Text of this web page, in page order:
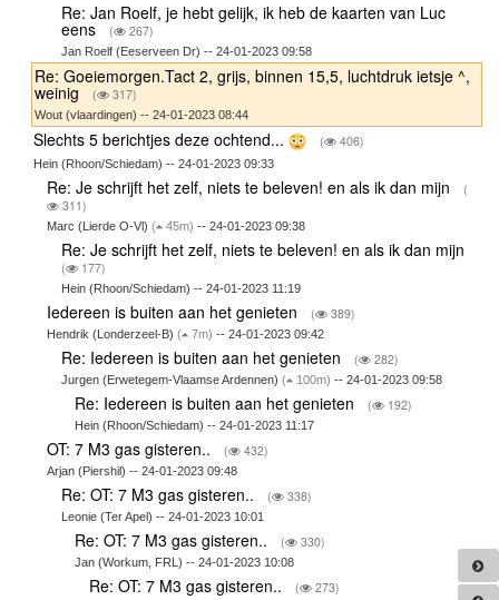
Re: Jan Roelf, je hebt gelijk, ik heb de kaarten van Luc
eens ( 267)
Jan Roelf (Eeserveen Dr) -- 24-01-2023 09:58
Re: Goeiemorgen.Tact 2, grijs, binnen 15,5, luchtdruk ietsje ^,
weinig ( 317)
Wout (vlaardingen) -- 24-01-2023 08:44
Slechts 5 berichtjes deze ochtend... ( 406)
Hein (Rhoon/Schiedam) -- 24-01-2023 09:33
Re: Je schrijft het zelf, niets te beleven! en als ik dan mijn
(
311)
Marc (Lierde O-Vl)( 45m) -- 24-01-2023 09:38
Re: Je schrijft het zelf, niets te beleven! en als ik dan mijn
( 177)
Hein (Rhoon/Schiedam) -- 24-01-2023 11:19
Iedereen is buiten aan het genieten ( 389)
Hendrik (Londerzeel-B)( 7m) -- 24-01-2023 09:42
Re: Iedereen is buiten aan het genieten ( 282)
Jurgen (Erwetegem-Vlaamse Ardennen) ( 100m) -- 24-01-2023 09:58
Re: Iedereen is buiten aan het genieten ( 192)
Hein (Rhoon/Schiedam) -- 24-01-2023 11:17
OT: 7 M3 gas gisteren.. ( 432)
Arjan (Piershil) -- 24-01-2023 09:48
Re: OT: 7 M3 gas gisteren.. ( 338)
Leonie (Ter Apel) -- 24-01-2023 10:01
Re: OT: 7 M3 gas gisteren.. ( 330)
Jan (Workum, FRL) -- 24-01-2023 10:08
Re: OT: 7 M3 gas gisteren.. ( 273)